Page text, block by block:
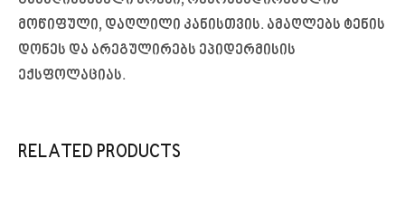
მოწიფული, დაღლილი კანისთვის. ამაღლებს ტენის
დონეს და არეგულირებს ეპიდერმისის
ექსფოლაციას.
RELATED PRODUCTS